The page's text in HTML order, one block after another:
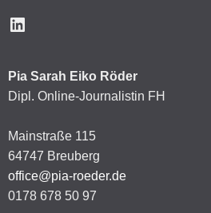
LinkedIn
Pia Sarah Eiko Röder
Dipl. Online-Journalistin FH
Mainstraße 115
64747 Breuberg
office@pia-roeder.de
0178 678 50 97